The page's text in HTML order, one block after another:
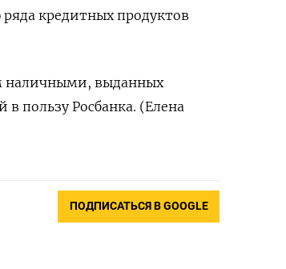
кредитных продуктов
наличными, выданных
пользу Росбанка. (Елена
ПОДПИСАТЬСЯ В GOOGLE